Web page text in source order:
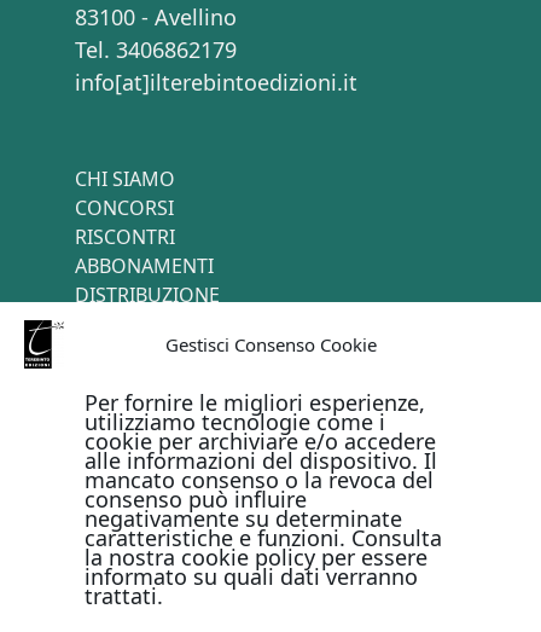
Gestisci Consenso Cookie
Per fornire le migliori esperienze,
utilizziamo tecnologie come i
cookie per archiviare e/o accedere
alle informazioni del dispositivo. Il
mancato consenso o la revoca del
consenso può influire
negativamente su determinate
caratteristiche e funzioni. Consulta
la nostra cookie policy per essere
informato su quali dati verranno
trattati.
83100 - Avellino
Tel. 3406862179
info[at]ilterebintoedizioni.it
CHI SIAMO
CONCORSI
RISCONTRI
ABBONAMENTI
DISTRIBUZIONE
PAGAMENTI ONLINE CON
Metodi di pagamento